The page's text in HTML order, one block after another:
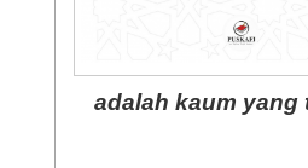
adalah kaum yang
Lihat isinya